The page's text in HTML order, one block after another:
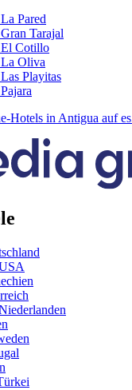
Pared
Tarajal
Cotillo
Oliva
Playitas
Hotels in Antigua auf